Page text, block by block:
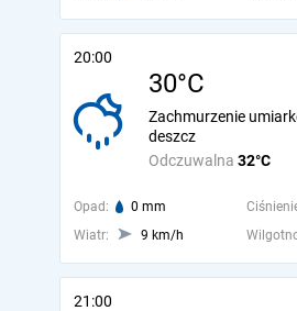
20:00
30°C
Odczuwalna 32°C
Zachmurzenie
deszcz
Opad: 0 mm
Wiatr:
9 km/h
21:00